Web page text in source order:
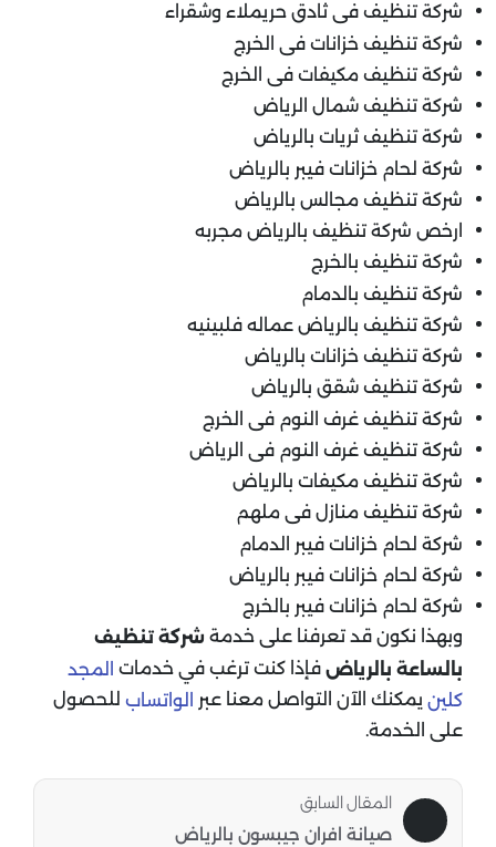
شركة تنظيف فى ثادق حريملاء وشقراء
شركة تنظيف خزانات فى الخرج
شركة تنظيف مكيفات فى الخرج
شركة تنظيف شمال الرياض
شركة تنظيف ثريات بالرياض
شركة لحام خزانات فيبر بالرياض
شركة تنظيف مجالس بالرياض
ارخص شركة تنظيف بالرياض مجربه
شركة تنظيف بالخرج
شركة تنظيف بالدمام
شركة تنظيف بالرياض عماله فلبينيه
شركة تنظيف خزانات بالرياض
شركة تنظيف شقق بالرياض
شركة تنظيف غرف النوم فى الخرج
شركة تنظيف غرف النوم فى الرياض
شركة تنظيف مكيفات بالرياض
شركة تنظيف منازل فى ملهم
شركة لحام خزانات فيبر الدمام
شركة لحام خزانات فيبر بالرياض
شركة لحام خزانات فيبر بالخرج
وبهذا نكون قد تعرفنا على خدمة شركة تنظيف
بالساعة بالرياض فإذا كنت ترغب في خدمات المجد
كلين يمكنك الآن التواصل معنا عبر الواتساب للحصول
على الخدمة.
المقال السابق
صيانة افران جيبسون بالرياض